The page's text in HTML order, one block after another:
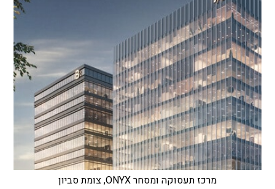
מרכז תעסוקה ומסחר ONYX, צומת סביון